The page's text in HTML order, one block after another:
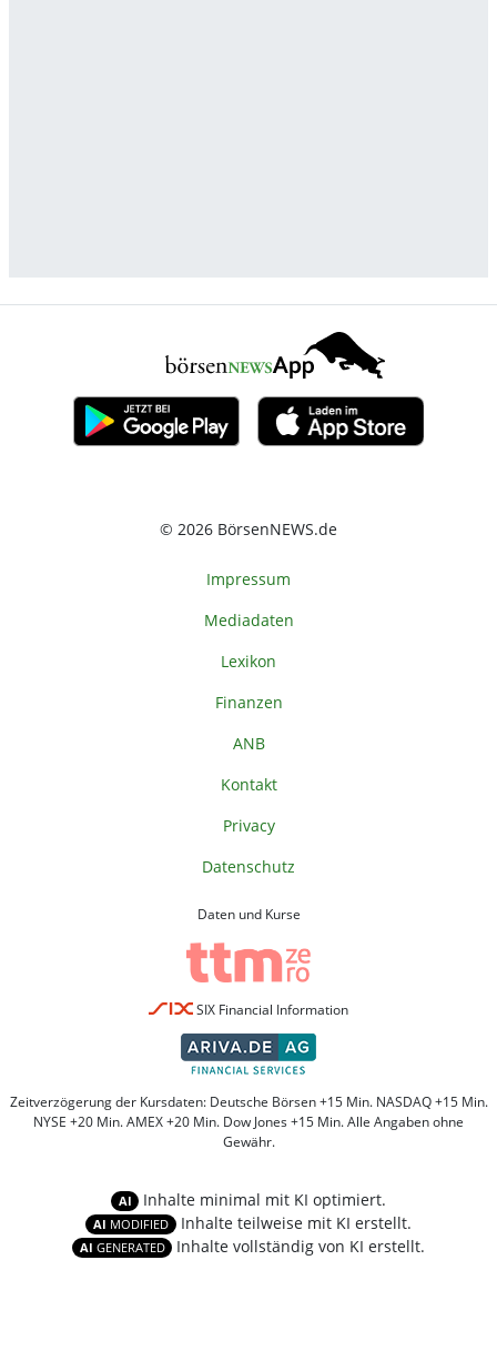
© 2026 BörsenNEWS.de
Impressum
Mediadaten
Lexikon
Finanzen
ANB
Kontakt
Privacy
Datenschutz
Daten und Kurse
SIX Financial Information
Zeitverzögerung der Kursdaten: Deutsche Börsen +15 Min. NASDAQ +15 Min.
NYSE +20 Min. AMEX +20 Min. Dow Jones +15 Min. Alle Angaben ohne
Gewähr.
AI Inhalte minimal mit KI optimiert.
AI MODIFIED Inhalte teilweise mit KI erstellt.
AI GENERATED Inhalte vollständig von KI erstellt.